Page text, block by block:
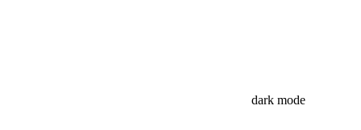
dark mode